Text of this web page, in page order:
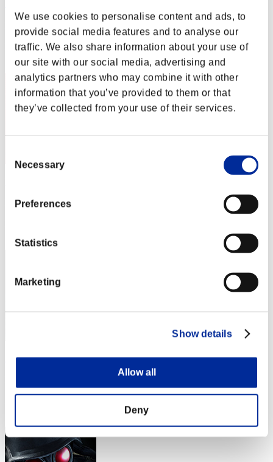
We use cookies to personalise content and ads, to
provide social media features and to analyse our
traffic. We also share information about your use of
our site with our social media, advertising and
analytics partners who may combine it with other
information that you’ve provided to them or that
they’ve collected from your use of their services.
Selection
Necessary
Preferences
Statistics
Marketing
Show details
Allow all
Deny
Puntos:Lv:1/01'38"24
Posición
Puntos:Lv:1/01'39"39
Aniki.tlr